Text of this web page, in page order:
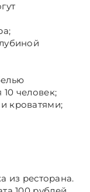
10 человек;
кроватями;
из ресторана.